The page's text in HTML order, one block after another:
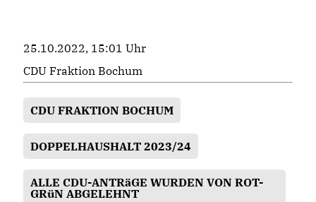
25.10.2022, 15:01 Uhr
CDU Fraktion Bochum
CDU FRAKTION BOCHUM
DOPPELHAUSHALT 2023/24
ALLE CDU-ANTRäGE WURDEN VON ROT-
GRüN ABGELEHNT